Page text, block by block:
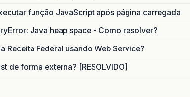
função JavaScript após página carregada
Java heap space - Como resolver?
Receita Federal usando Web Service?
de forma externa? [RESOLVIDO]